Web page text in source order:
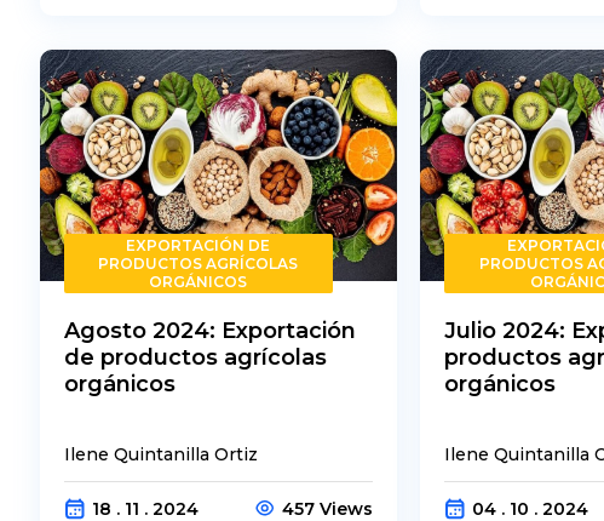
EXPORTACIÓN DE
PRODUCTOS AGRÍCOLAS
ORGÁNICOS
Agosto 2024: Exportación
de productos agrícolas
orgánicos
Ilene Quintanilla Ortiz
18 . 11 . 2024 457 Views
PRODUCTOS
Julio 2024:
productos
orgánicos
Ilene Quintanilla
04 . 10 . 2024